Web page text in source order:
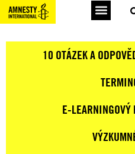
10 OTÁZEK A
E-